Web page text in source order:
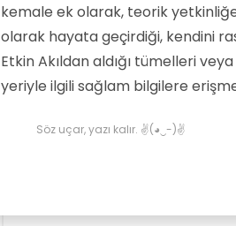
kemale ek olarak, teorik
olarak hayata geçirdiği, kendini
Etkin Akıldan aldığı tümelleri
yeriyle ilgili sağlam bilgilere
Söz uçar, yazı kalır. ✌(◕‿-)✌